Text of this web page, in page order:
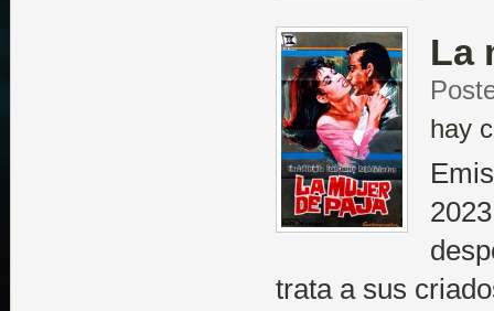
La
hay
trata a sus